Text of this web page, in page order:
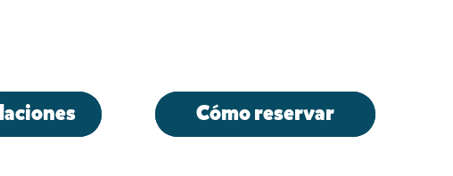
Cómo reservar